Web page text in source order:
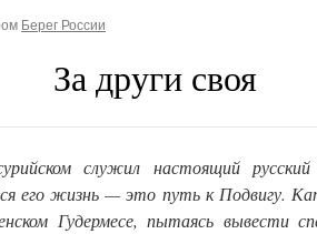
Берег России
За други своя
служил настоящий
его жизнь — это путь к Подвигу.
Гудермесе, пытаясь вывести